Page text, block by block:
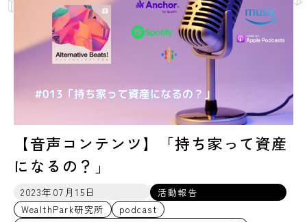
【音声コンテンツ】「持ち家って資産
になるの？」
2023年07月15日
活動報告
WealthPark研究所
podcast